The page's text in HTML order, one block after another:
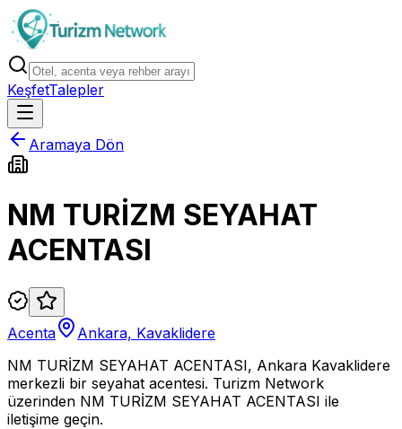
KeşfetTalepler
Aramaya Dön
NM TURİZM SEYAHAT
ACENTASI
Acenta
Ankara, Kavaklidere
NM TURİZM SEYAHAT ACENTASI, Ankara Kavaklidere
merkezli bir seyahat acentesi. Turizm Network
üzerinden NM TURİZM SEYAHAT ACENTASI ile
iletişime geçin.